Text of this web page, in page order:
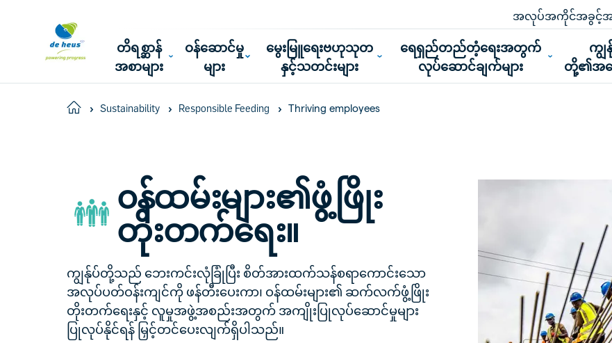
အလုပ်အကိုင်အခွင့်အလ
တိရစ္ဆာန်
အစာများ
ဝန်ဆောင်မှု
များ
မွေးမြူရေးဗဟုသုတ
နှင့်သတင်းများ
ရေရှည်တည်တံ့ရေးအတွက်
လုပ်ဆောင်ချက်များ
ကျွ
တို့၏အက
Home Sustainability Responsible Feeding Thriving employees
၀န်ထမ်းများ၏ဖွံ့ဖြိုး
တိုးတက်ရေး။
ကျွန်ုပ်တို့သည် ဘေးကင်းလုံခြုံပြီး စိတ်အားထက်သန်စရာကောင်းသော
အလုပ်ပတ်ဝန်းကျင်ကို ဖန်တီးပေးကာ၊ ဝန်ထမ်းများ၏ ဆက်လက်ဖွံ့ဖြိုး
တိုးတက်ရေးနှင့် လူမှုအဖွဲ့အစည်းအတွက် အကျိုးပြုလုပ်ဆောင်မှုများ
ပြုလုပ်နိုင်ရန် မြှင့်တင်ပေးလျက်ရှိပါသည်။